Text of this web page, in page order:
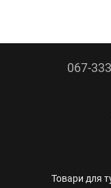
обмежувати
Технологічність
наповнювача,
outdoor-
моделі для гір
міцною, щоб не
067-
Товари для